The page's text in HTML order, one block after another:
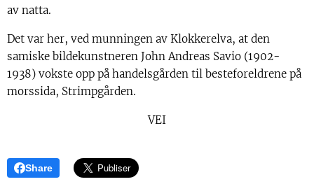
av natta.
Det var her, ved munningen av Klokkerelva, at den
samiske bildekunstneren John Andreas Savio (1902-
1938) vokste opp på handelsgården til besteforeldrene på
morssida, Strimpgården.
VEI
Share